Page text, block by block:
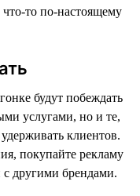
что-то по-настоящему
будут побеждать
услугами, но и те,
клиентов.
покупайте рекламу
с другими брендами.